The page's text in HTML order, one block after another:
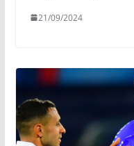
21/09/2024